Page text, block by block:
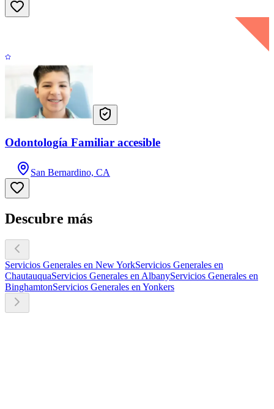
Odontología Familiar accesible
San Bernardino, CA
Descubre más
Servicios Generales en New YorkServicios Generales en
ChautauquaServicios Generales en AlbanyServicios Generales en
BinghamtonServicios Generales en Yonkers